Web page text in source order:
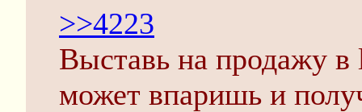
>>4223
Выставь на продажу
может впаришь и